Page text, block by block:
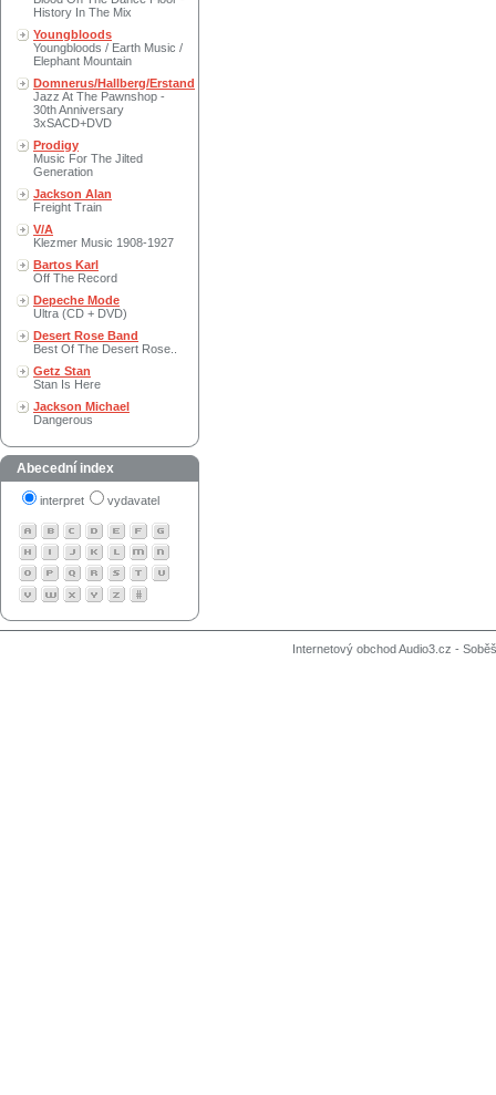
History In The Mix
Youngbloods
Youngbloods / Earth Music /
Elephant Mountain
Domnerus/Hallberg/Erstand
Jazz At The Pawnshop -
30th Anniversary
3xSACD+DVD
Prodigy
Music For The Jilted
Generation
Jackson Alan
Freight Train
V/A
Klezmer Music 1908-1927
Bartos Karl
Off The Record
Depeche Mode
Ultra (CD + DVD)
Desert Rose Band
Best Of The Desert Rose..
Getz Stan
Stan Is Here
Jackson Michael
Dangerous
Abecední index
interpret vydavatel
Internetový obchod Audio3.cz -